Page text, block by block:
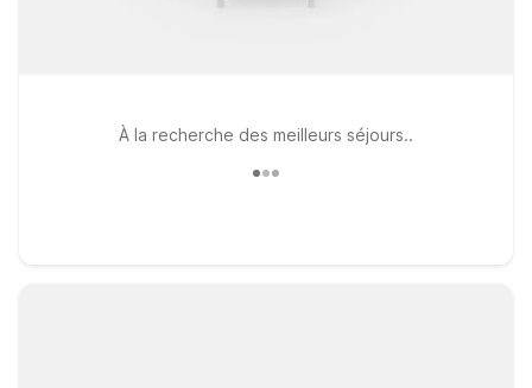
À la recherche des meilleurs séjours..